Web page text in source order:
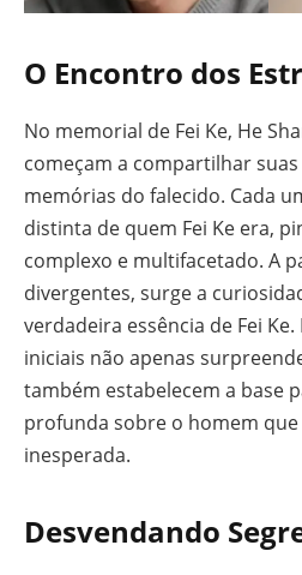
O Encontro dos
No memorial de Fei Ke, He
começam a compartilhar
memórias do falecido. Cada
distinta de quem Fei Ke era,
complexo e multifacetado. A
divergentes, surge a
verdadeira essência de Fei Ke.
iniciais não apenas
também estabelecem a base
profunda sobre o homem
inesperada.
Desvendando